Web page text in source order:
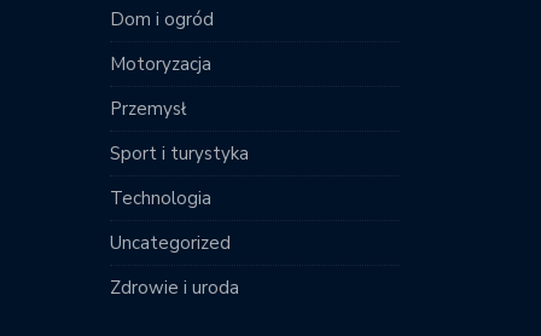
Dom i ogród
Motoryzacja
Przemysł
Sport i turystyka
Technologia
Uncategorized
Zdrowie i uroda